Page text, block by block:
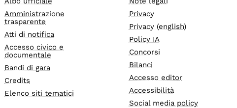
Amministrazione
trasparente
Atti di notifica
Accesso civico e
documentale
Bandi di gara
Credits
Elenco siti tematici
Privacy
Privacy (english)
Policy IA
Concorsi
Bilanci
Accesso editor
Accessibilità
Social media policy